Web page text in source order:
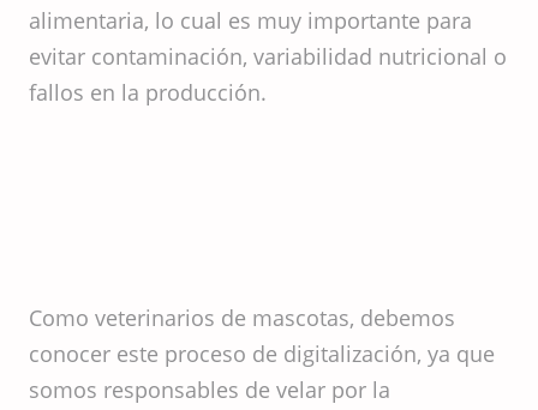
alimentaria, lo cual es muy importante para
evitar contaminación, variabilidad nutricional o
fallos en la producción.
Como veterinarios de mascotas, debemos
conocer este proceso de digitalización, ya que
somos responsables de velar por la